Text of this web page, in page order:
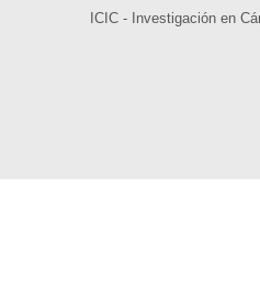
ICIC - Investigación en